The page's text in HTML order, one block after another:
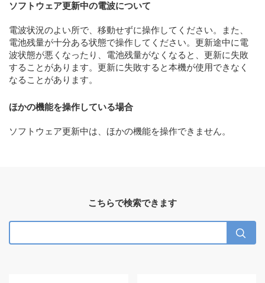
ソフトウェア更新中の電波について
電波状況のよい所で、移動せずに操作してください。また、
電池残量が十分ある状態で操作してください。更新途中に電
波状態が悪くなったり、電池残量がなくなると、更新に失敗
することがあります。更新に失敗すると本機が使用できなく
なることがあります。
ほかの機能を操作している場合
ソフトウェア更新中は、ほかの機能を操作できません。
こちらで検索できます